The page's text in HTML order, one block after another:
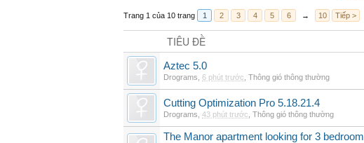
Trang 1 của 10 trang 1 2 3 4 5 6 → 10 Tiếp >
TIÊU ĐỀ
Aztec 5.0
Drograms 6 phút trước Thông gió thông thường
Cutting Optimization Pro 5.18.21.4
Drograms 43 phút trước Thông gió thông thường
The Manor apartment looking for 3